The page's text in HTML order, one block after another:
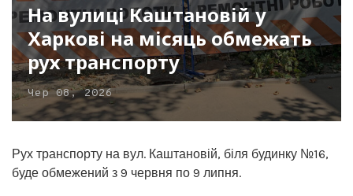
На вулиці Каштановій у
Харкові на місяць обмежать
рух транспорту
Чер 08, 2026
Рух транспорту на вул. Каштановій, біля будинку №16,
буде обмежений з 9 червня по 9 липня.